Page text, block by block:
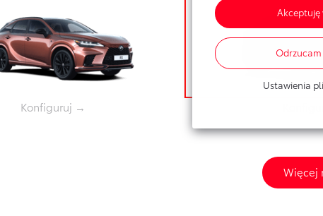
Akceptuję
Ustawienia
Konfiguruj →
Więcej